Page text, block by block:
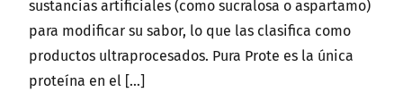
sustancias artificiales (como sucralosa o aspartamo)
para modificar su sabor, lo que las clasifica como
productos ultraprocesados. Pura Prote es la única
proteína en el […]